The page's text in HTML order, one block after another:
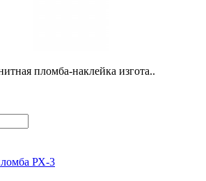
пломба-наклейка изгота..
РХ-3